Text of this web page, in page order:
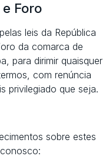
Foro
leis da República
da comarca de
para dirimir quaisquer
com renúncia
privilegiado que seja.
sobre estes